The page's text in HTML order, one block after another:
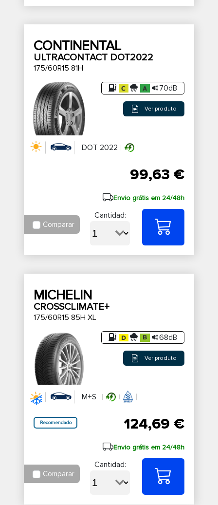
CONTINENTAL
ULTRACONTACT DOT2022
175/60R15 81H
70dB
Ver produto
DOT 2022
99,63 €
Envio grátis em 24/48h
Comparar
Cantidad:
MICHELIN
CROSSCLIMATE+
175/60R15 85H XL
68dB
Ver produto
M+S
Recomendado 124,69 €
Envio grátis em 24/48h
Comparar
Cantidad: